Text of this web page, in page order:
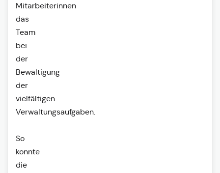
Mitarbeiterinnen
das
Team
bei
der
Bewältigung
der
vielfältigen
Verwaltungsaufgaben.
So
konnte
die